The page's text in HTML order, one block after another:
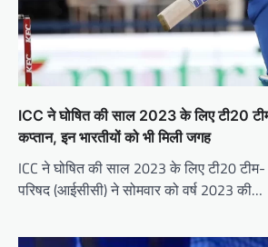
ICC ने घोषित की साल 2023 के लिए टी20
कप्तान, इन भारतीयों को भी मिली जगह
ICC ने घोषित की साल 2023 के लिए टी20 टीम-
परिषद (आईसीसी) ने सोमवार को वर्ष 2023 की…